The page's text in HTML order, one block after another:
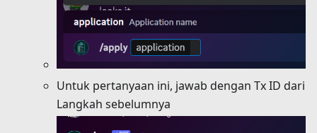
Untuk pertanyaan ini, jawab dengan Tx ID dari
Langkah sebelumnya